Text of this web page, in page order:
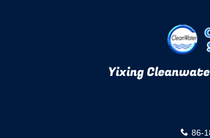
Yixing
86-